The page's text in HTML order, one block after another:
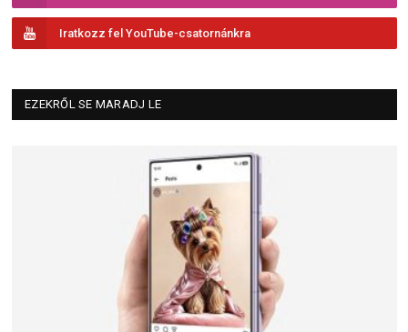
Iratkozz fel YouTube-csatornánkra
EZEKRŐL SE MARADJ LE